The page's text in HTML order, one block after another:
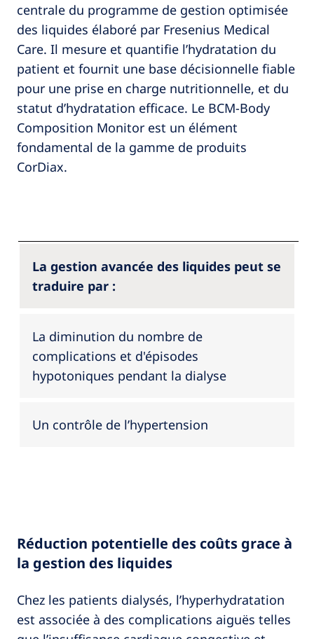
centrale du programme de gestion optimisée
des liquides élaboré par Fresenius Medical
Care. Il mesure et quantifie l’hydratation du
patient et fournit une base décisionnelle fiable
pour une prise en charge nutritionnelle, et du
statut d’hydratation efficace. Le BCM-Body
Composition Monitor est un élément
fondamental de la gamme de produits
CorDiax.
La gestion avancée des liquides peut se
traduire par :
La diminution du nombre de
complications et d'épisodes
hypotoniques pendant la dialyse
Un contrôle de l’hypertension
Réduction potentielle des coûts grace à
la gestion des liquides
Chez les patients dialysés, l’hyperhydratation
est associée à des complications aiguës telles